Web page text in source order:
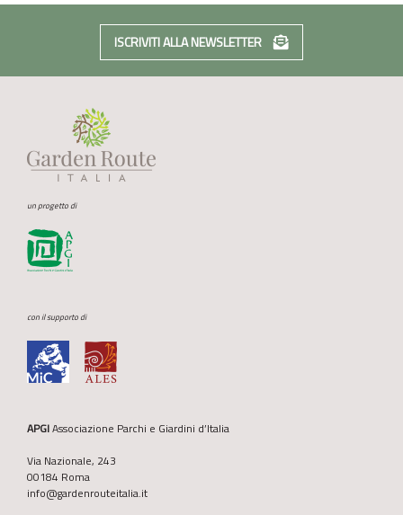
ISCRIVITI ALLA NEWSLETTER
un progetto di
con il supporto di
APGIAssociazione Parchi e Giardini d’Italia
Via Nazionale, 243
00184 Roma
info@gardenrouteitalia.it